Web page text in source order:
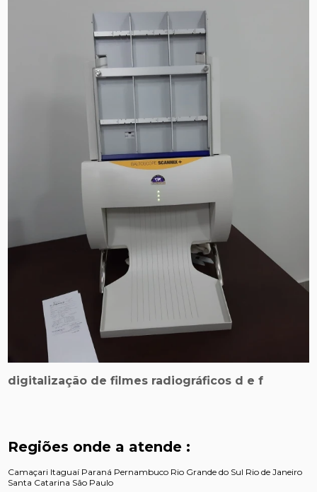
digitalização de filmes radiográficos d e f
Regiões onde a atende :
Camaçari Itaguaí Paraná Pernambuco Rio Grande do Sul Rio de Janeiro
Santa Catarina São Paulo